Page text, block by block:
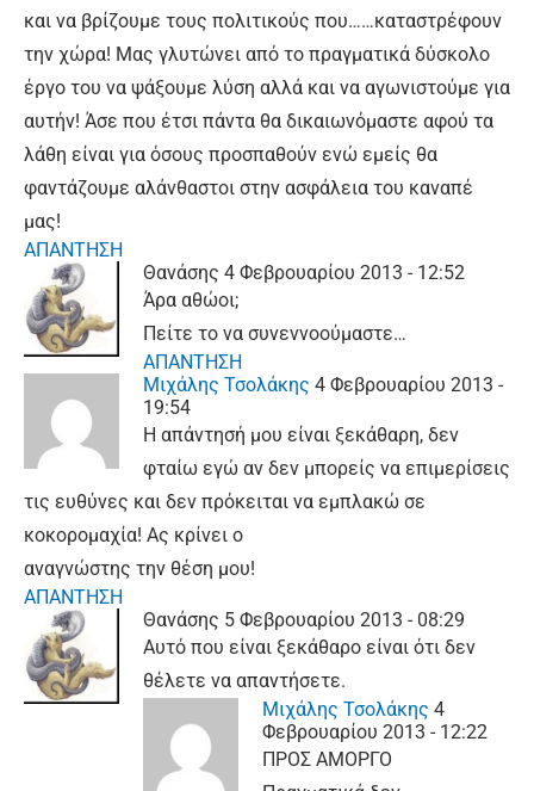
και να βρίζουμε τους πολιτικούς που……καταστρέφουν
την χώρα! Μας γλυτώνει από το πραγματικά δύσκολο
έργο του να ψάξουμε λύση αλλά και να αγωνιστούμε για
αυτήν! Άσε που έτσι πάντα θα δικαιωνόμαστε αφού τα
λάθη είναι για όσους προσπαθούν ενώ εμείς θα
φαντάζουμε αλάνθαστοι στην ασφάλεια του καναπέ
μας!
ΑΠΑΝΤΗΣΗ
Θανάσης 4 Φεβρουαρίου 2013 - 12:52
Άρα αθώοι;
Πείτε το να συνεννοούμαστε…
ΑΠΑΝΤΗΣΗ
Μιχάλης Τσολάκης 4 Φεβρουαρίου 2013 -
19:54
Η απάντησή μου είναι ξεκάθαρη, δεν
φταίω εγώ αν δεν μπορείς να επιμερίσεις
τις ευθύνες και δεν πρόκειται να εμπλακώ σε
κοκορομαχία! Ας κρίνει ο
αναγνώστης την θέση μου!
ΑΠΑΝΤΗΣΗ
Θανάσης 5 Φεβρουαρίου 2013 - 08:29
Αυτό που είναι ξεκάθαρο είναι ότι δεν
θέλετε να απαντήσετε.
Μιχάλης Τσολάκης 4
Φεβρουαρίου 2013 - 12:22
ΠΡΟΣ ΑΜΟΡΓΟ